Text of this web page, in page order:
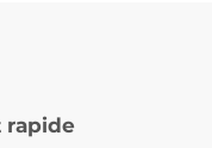
rapide